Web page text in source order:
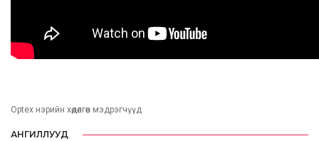
Optex нэрийн хөдөлгөөн мэдрэгчүүд
АНГИЛЛУУД